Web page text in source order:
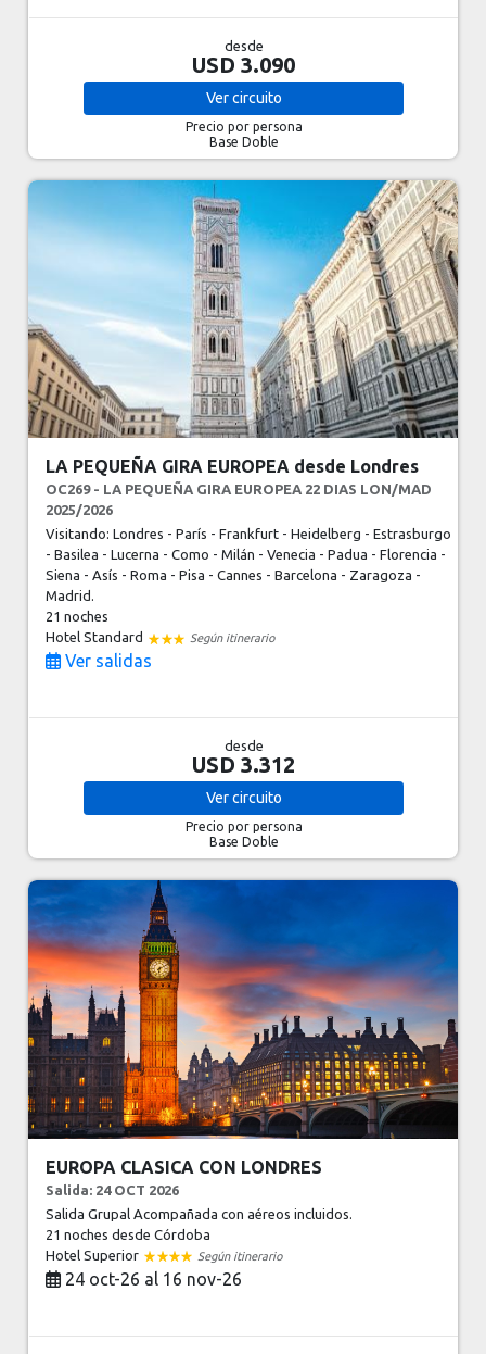
desde
USD 3.090
Vercircuito
Precio por persona
Base Doble
LA PEQUEÑA GIRA EUROPEA desde Londres
OC269 - LA PEQUEÑA GIRA EUROPEA 22 DIAS LON/MAD
2025/2026
Visitando: Londres - París - Frankfurt - Heidelberg - Estrasburgo
- Basilea - Lucerna - Como - Milán - Venecia - Padua - Florencia -
Siena - Asís - Roma - Pisa - Cannes - Barcelona - Zaragoza -
Madrid.
21 noches
Hotel Standard
Según itinerario
Ver salidas
desde
USD 3.312
Vercircuito
Precio por persona
Base Doble
EUROPA CLASICA CON LONDRES
Salida: 24 OCT 2026
Salida Grupal Acompañada con aéreos incluidos.
21 nochesdesde Córdoba
Hotel Superior
Según itinerario
24 oct-26 al 16 nov-26